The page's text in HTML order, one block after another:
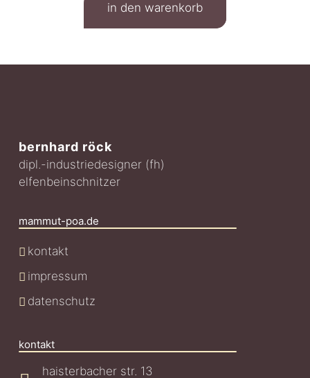
in den warenkorb
bernhard röck
dipl.-industriedesigner (fh)
elfenbeinschnitzer
mammut-poa.de
kontakt
impressum
datenschutz
kontakt
haisterbacher str. 13